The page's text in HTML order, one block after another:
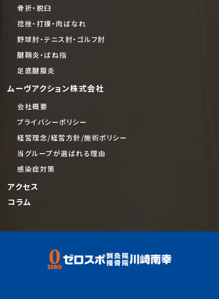
骨折・脱臼
捻挫・打撲・肉ばなれ
野球肘・テニス肘・ゴルフ肘
腱鞘炎・ばね指
足底腱膜炎
ムーヴアクション株式会社
会社概要
プライバシーポリシー
経営理念/経営方針/施術ポリシー
当グループが選ばれる理由
感染症対策
アクセス
コラム